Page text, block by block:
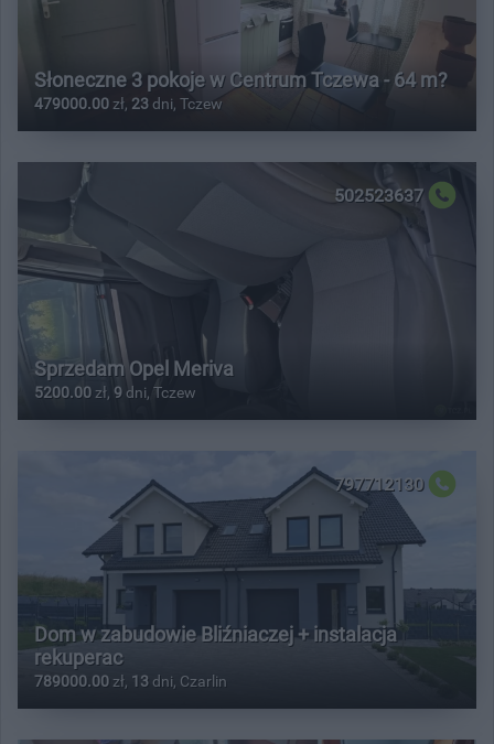
Słoneczne 3 pokoje w Centrum Tczewa - 64 m?
479000.00 zł, 23 dni, Tczew
502523637
Sprzedam Opel Meriva
5200.00 zł, 9 dni, Tczew
797712130
Dom w zabudowie Bliźniaczej + instalacja
rekuperac
789000.00 zł, 13 dni, Czarlin